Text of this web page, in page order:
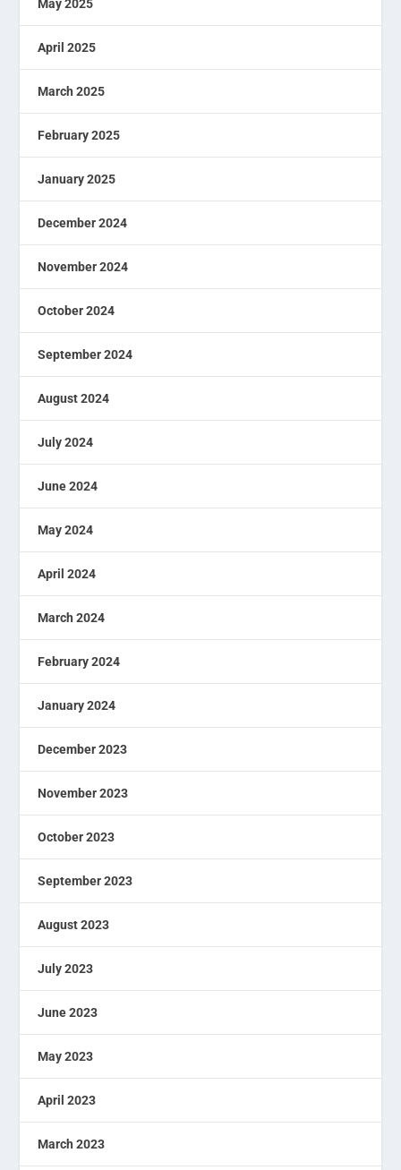
May 2025
April 2025
March 2025
February 2025
January 2025
December 2024
November 2024
October 2024
September 2024
August 2024
July 2024
June 2024
May 2024
April 2024
March 2024
February 2024
January 2024
December 2023
November 2023
October 2023
September 2023
August 2023
July 2023
June 2023
May 2023
April 2023
March 2023